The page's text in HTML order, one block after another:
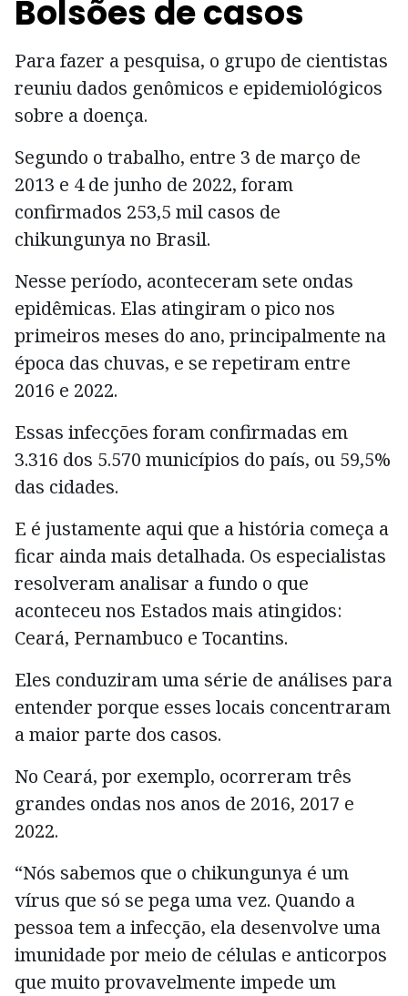
Bolsões de casos
Para fazer a pesquisa, o grupo de cientistas
reuniu dados genômicos e epidemiológicos
sobre a doença.
Segundo o trabalho, entre 3 de março de
2013 e 4 de junho de 2022, foram
confirmados 253,5 mil casos de
chikungunya no Brasil.
Nesse período, aconteceram sete ondas
epidêmicas. Elas atingiram o pico nos
primeiros meses do ano, principalmente na
época das chuvas, e se repetiram entre
2016 e 2022.
Essas infecções foram confirmadas em
3.316 dos 5.570 municípios do país, ou 59,5%
das cidades.
E é justamente aqui que a história começa a
ficar ainda mais detalhada. Os especialistas
resolveram analisar a fundo o que
aconteceu nos Estados mais atingidos:
Ceará, Pernambuco e Tocantins.
Eles conduziram uma série de análises para
entender porque esses locais concentraram
a maior parte dos casos.
No Ceará, por exemplo, ocorreram três
grandes ondas nos anos de 2016, 2017 e
2022.
“Nós sabemos que o chikungunya é um
vírus que só se pega uma vez. Quando a
pessoa tem a infecção, ela desenvolve uma
imunidade por meio de células e anticorpos
que muito provavelmente impede um